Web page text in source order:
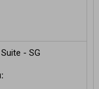
- SG